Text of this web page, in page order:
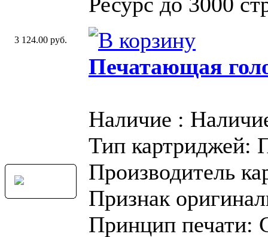
3 124.00 руб.
Печатающая
Наличие :
Тип картриджей:
Производитель
Признак
Принцип печати: